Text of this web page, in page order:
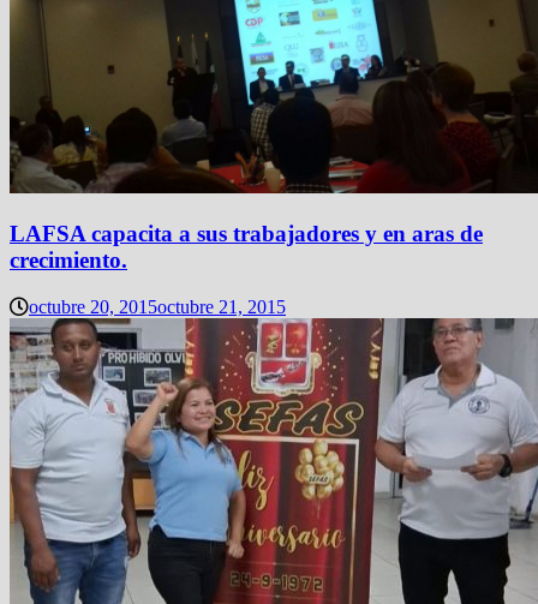
LAFSA capacita a sus trabajadores y en aras de
crecimiento.
octubre 20, 2015octubre 21, 2015